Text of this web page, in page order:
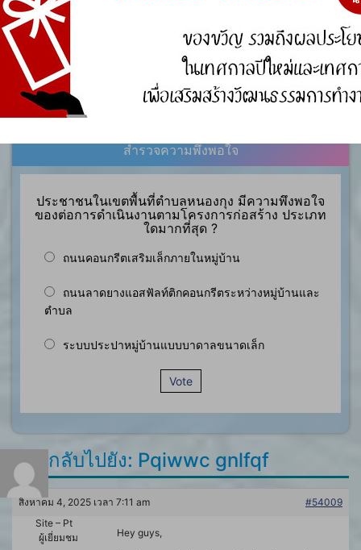
ขององค์กร
องค์ความรู้จากประสบการณ์ที่องค์กรได้สั่งสมมา
องค์ความรู้ที่ใช้แก้ไขปัญหาที่องค์กรประสบอยู่ใน
ปัจจุบัน
องค์ความรู้อื่นๆ ที่เกี่ยวข้องกับการพัฒนาองค์กร
สำรวจความพึงพอใจ
ประชาชนในเขตพื้นที่ตำบลหนองกุง มีความพึงพอใจ
ของต่อการดำเนินงานตามโครงการก่อสร้าง ประเภท
ใดมากที่สุด ?
ถนนคอนกรีตเสริมเล็กภายในหมู่บ้าน
ถนนลาดยางแอสฟัลท์ติกคอนกรีตระหว่างหมู่บ้านและ
ตำบล
ระบบประปาหมู่บ้านแบบบาดาลขนาดเล็ก
Vote
ตอบกลับไปยัง: Pqiwwc gnlfqf
สิงหาคม 4, 2025 เวลา 7:11 am
#54009
Site – Pt
ผู้เยี่ยมชม
Hey guys,